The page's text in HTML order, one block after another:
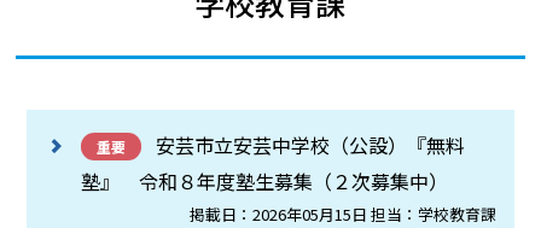
重要
安芸市立安芸中学校（公設）『無料
塾』 令和８年度塾生募集（２次募集中）
掲載日：2026年05月15日 担当：学校教育課